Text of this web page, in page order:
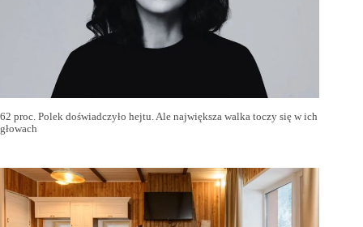
62 proc. Polek doświadczyło hejtu. Ale największa walka toczy się w ich
głowach